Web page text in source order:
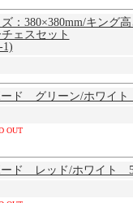
：380×380mm/キング高
ェスセット
1)
ード グリーン/ホワイ
OUT
ード レッド/ホワイト